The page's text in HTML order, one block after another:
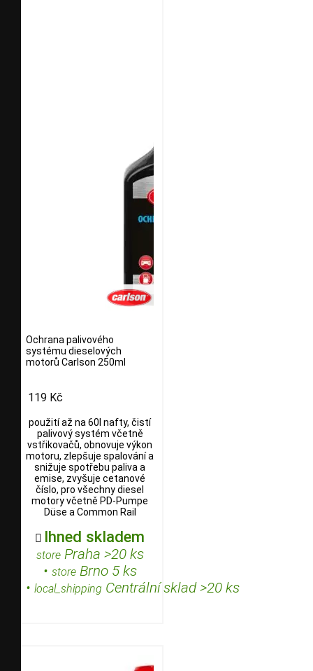
Ochrana palivového
systému dieselových
motorů Carlson 250ml
119 Kč
použití až na 60l nafty, čistí
palivový systém včetně
vstřikovačů, obnovuje výkon
motoru, zlepšuje spalování a
snižuje spotřebu paliva a
emise, zvyšuje cetanové
číslo, pro všechny diesel
motory včetně PD-Pumpe
Düse a Common Rail
 Ihned skladem
storePraha >20 ks
• storeBrno 5 ks
• local_shipping Centrální sklad >20 ks